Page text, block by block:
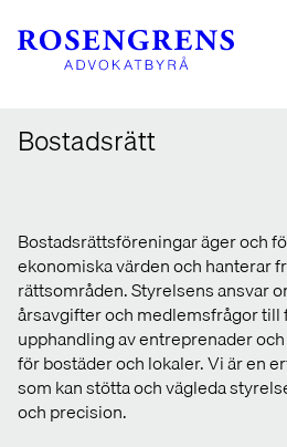
Bostadsrätt
Bostadsrättsföreningar äger och
ekonomiska värden och hanterar
rättsområden. Styrelsens ansvar
årsavgifter och medlemsfrågor
upphandling av entreprenader
för bostäder och lokaler. Vi är en
som kan stötta och vägleda
och precision.